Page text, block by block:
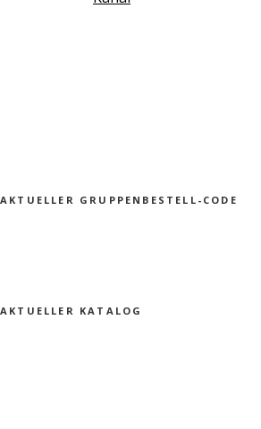
AKTUELLER GRUPPENBESTELL-CODE
AKTUELLER KATALOG